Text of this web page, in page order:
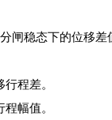
闸稳态下的位移差
程差。
幅值。